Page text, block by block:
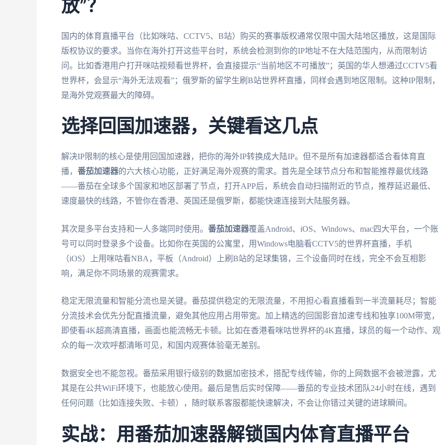
放”？
国内的体育直播平台（比如咪咕、CCTV5、B站）购买的赛事版权通常仅限中国大陆地区播放，这是国际
版权协议的要求。当你在海外打开这些平台时，系统会检测到你的IP地址不在大陆范围内，从而限制访
问。比如香港用户打开咪咕视频看世界杯，会直接提示“当前地区不可播放”；英国的华人想通过CCTV5看
世界杯，会显示“海外无法观看”；俄罗斯的留学生刷B站世界杯直播，同样会遇到地区限制。这种IP限制，
是海外党观赛最大的障碍。
选择回国加速器，关键看这几点
解决IP限制的核心是使用回国加速器，把你的海外IP转换成大陆IP。但不是所有加速器都适合看体育直
播， 番茄加速器的六大核心功能，正好满足海外观赛的需求。首先是全球节点分布和智能推荐最优线路
——番茄在全球多个国家和地区部署了节点，打开APP后，系统会自动扫描附近的节点，推荐延迟最低、
速度最快的线路，不管你在香港、英国还是俄罗斯，都能快速连接到大陆服务器。
其次是多平台支持和一人多端同时使用。 番茄加速器覆盖Android、iOS、Windows、mac四大平台，一个账
号可以同时登录多个设备。比如你在英国的公寓里，用Windows电脑看CCTV5的世界杯直播，手机
（iOS）上用咪咕看NBA，平板（Android）上刷B站的足球集锦，三个设备同时在线，完全不会互相影
响，满足你不同场景的观赛需求。
稳定无限流量和智能分流也是关键。番茄提供稳定的无限流量，不用担心看直播看到一半流量耗尽；智能
分流技术会优先分配直播流量，避免其他应用占用带宽。加上精选的回国影音加速专线和独享100M带宽，
即使看4K超高清直播，画面也能流畅无卡顿。比如在香港看咪咕世界杯的4K直播，球员的每一个动作、观
众的每一次欢呼都清晰可见，和国内观赛体验毫无差别。
数据安全也不能忽视。番茄采用银行级别的数据加密技术，搭配专线传输，你的上网数据不会被泄露，尤
其是在公共WiFi环境下，也能放心使用。最后是售后实时保障——番茄的专业技术团队24小时在线，遇到
任何问题（比如连接失败、卡顿），随时联系客服都能快速解决，不会让你错过关键的进球瞬间。
实战：用番茄加速器解锁国内体育直播平台